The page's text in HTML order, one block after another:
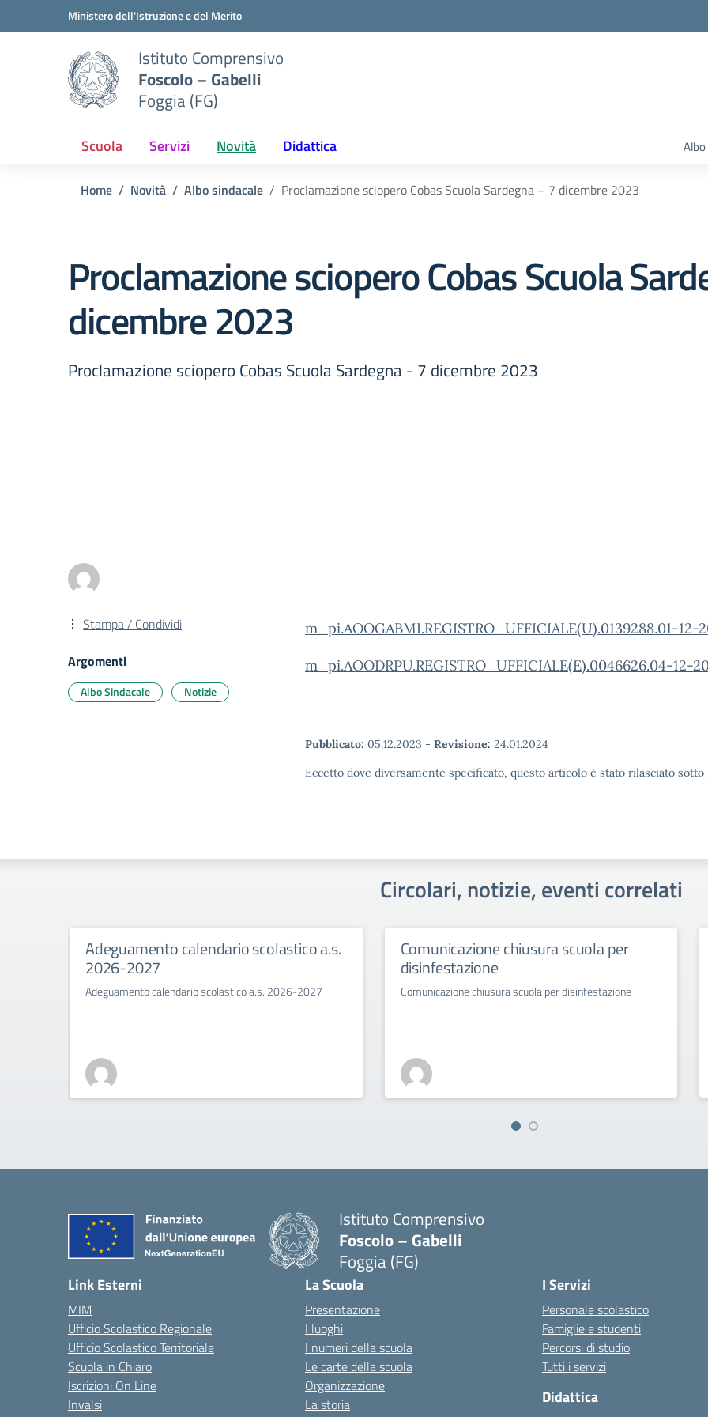
Vai ai contenuti
Vai al menu di navigazioneMinistero dell'Istruzione e del Merito
Istituto Comprensivo
Foscolo – Gabelli
Foggia (FG)
Scuola Servizi Novità Didattica
Home Novità Albo sindacale Proclamazione sciopero Cobas Scuola Sardegna – 7 dicembre 2023
Proclamazione sciopero Cobas Scuola
dicembre 2023
Proclamazione sciopero Cobas Scuola Sardegna - 7 dicembre 2023
m_pi.AOOGABMI.REGISTRO_UFFICIALE(U).0139288.01-12-
m_pi.AOODRPU.REGISTRO_UFFICIALE(E).0046626.04-12-
Pubblicato: 05.12.2023 - Revisione: 24.01.2024
Eccetto dove diversamente specificato, questo articolo è stato rilasciato
Stampa / Condividi
Argomenti
Albo Sindacale Notizie
Circolari, notizie, eventi correlati
Adeguamento calendario scolastico a.s.
2026-2027
Adeguamento calendario scolastico a.s. 2026-2027
Comunicazione chiusura scuola per
disinfestazione
Comunicazione chiusura scuola per disinfestazione
Istituto Comprensivo
Foscolo – Gabelli
Foggia (FG)
— Visita la pagina iniziale della scuola
Link Esterni
MIM
Ufficio Scolastico Regionale
Ufficio Scolastico Territoriale
Scuola in Chiaro
Iscrizioni On Line
Invalsi
La Scuola
Presentazione
I luoghi
I numeri della scuola
Le carte della scuola
Organizzazione
La storia
I Servizi
Personale scolastico
Famiglie e studenti
Percorsi di studio
Tutti i servizi
Didattica